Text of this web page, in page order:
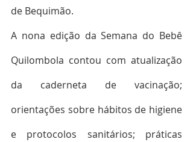
de Bequimão.
A nona edição da Semana do Bebê
Quilombola contou com atualização
da caderneta de vacinação;
orientações sobre hábitos de higiene
e protocolos sanitários; práticas